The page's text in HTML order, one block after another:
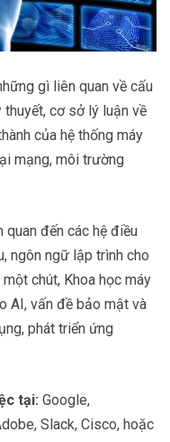
gì liên quan về cấu
cơ sở lý luận về
của hệ thống máy
mạng, môi trường
quan đến các hệ điều
ngôn ngữ lập trình cho
chút, Khoa học máy
AI, vấn đề bảo mật và
phát triển ứng
tại: Google,
Slack, Cisco, hoặc